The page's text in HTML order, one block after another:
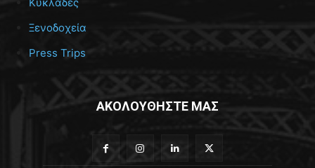
Ξενοδοχεία
Press Trips
ΑΚΟΛΟΥΘΗΣΤΕ ΜΑΣ